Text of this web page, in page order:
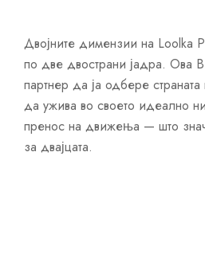
Двојните димензии на Loolka
по две двострани јадра. Ова
партнер да ја одбере
да ужива во своето идеално
пренос на движења — што
за двајцата.